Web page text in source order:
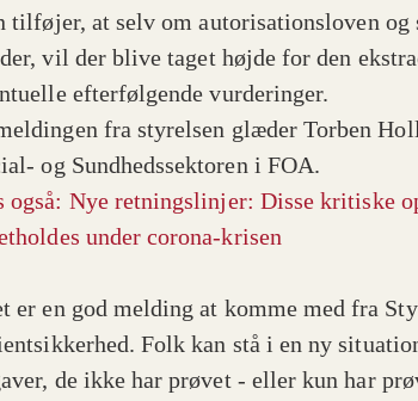
tilføjer, at selv om autorisationsloven og
vil der blive taget højde for den
efterfølgende vurderinger.
fra styrelsen glæder Torben
og Sundhedssektoren i FOA.
også: Nye retningslinjer: Disse kritiske
under corona-krisen
er en god melding at komme med fra
Folk kan stå i en ny
de ikke har prøvet - eller kun har